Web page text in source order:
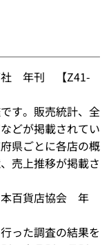
社 年刊 【Z41-
す。販売統計、全
どが掲載されてい
県ごとに各店の概
売上推移が掲載さ
本百貨店協会 年
った調査の結果を